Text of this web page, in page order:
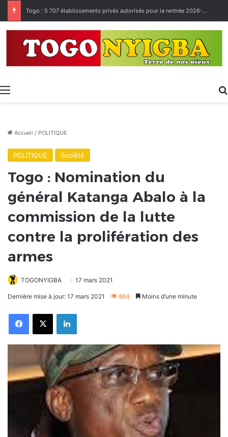
Made in Togo 2026 : un bilan positif qui prépare le terrain pour la Foire Internationale de Lomé
Menu
Accueil / POLITIQUE
POLITIQUE Société
Togo : Nomination du
général Katanga Abalo à la
commission de la lutte
contre la prolifération des
armes
TOGONYIGBA 17 mars 2021
Dernière mise à jour: 17 mars 2021 864 Moins d’une minute
FacebookX Linkedin